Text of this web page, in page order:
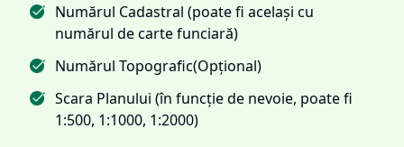
Numărul Cadastral (poate fi același cu
numărul de carte funciară)
Numărul Topografic(Opțional)
Scara Planului (în funcție de nevoie, poate fi
1:500, 1:1000, 1:2000)